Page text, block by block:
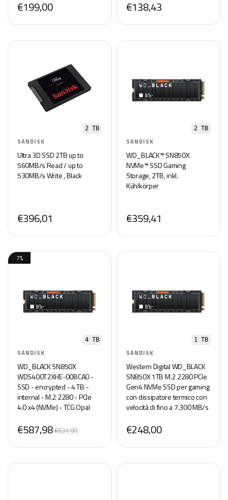
€199,00 €138,43
2 TB
SANDISK
Ultra 3D SSD 2TB up to
560MB/s Read / up to
530MB/s Write , Black
€396,01
2 TB
SANDISK
WD_BLACK™ SN850X
NVMe™ SSD Gaming
Storage, 2TB, inkl.
Kühlkörper
€359,41
4 TB
SANDISK
WD_BLACK SN850X
WDS400T2XHE-00BCA0 -
SSD - encrypted - 4 TB -
internal - M.2 2280 - PCIe
4.0 x4 (NVMe) - TCG Opal
€587,98€631,99
7%
1 TB
SANDISK
Western Digital WD_BLACK
SN850X 1TB M.2 2280 PCIe
Gen4 NVMe SSD per gaming
con dissipatore termico con
velocità di fino a 7.300 MB/s
€248,00